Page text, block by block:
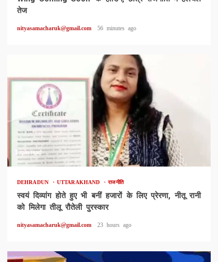
तेज
nityasamacharuk@gmail.com 56 minutes ago
1 min read
DEHRADUN UTTARAKHAND राजनीति
स्वयं दिव्यांग होते हुए भी बनीं हजारों के लिए प्रेरणा, नीतू रानी
को मिलेगा तीलू रौतेली पुरस्कार
nityasamacharuk@gmail.com 23 hours ago